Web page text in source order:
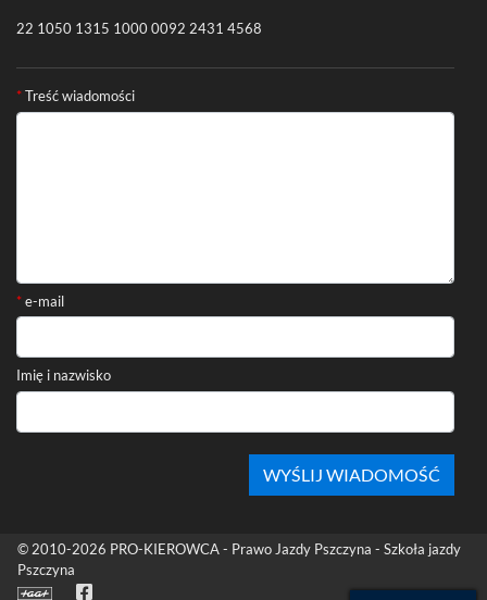
22 1050 1315 10000092 2431 4568
Formularz kontaktowy
*Treść wiadomości
*e-mail
Imię i nazwisko
Stopka
© 2010-2026 PRO-KIEROWCA - Prawo Jazdy Pszczyna - Szkoła jazdy
Pszczyna